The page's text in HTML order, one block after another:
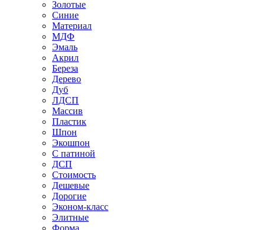
Золотые
Синие
Материал
МДФ
Эмаль
Акрил
Береза
Дерево
Дуб
ЛДСП
Массив
Пластик
Шпон
Экошпон
С патиной
ДСП
Стоимость
Дешевые
Дорогие
Эконом-класс
Элитные
Форма